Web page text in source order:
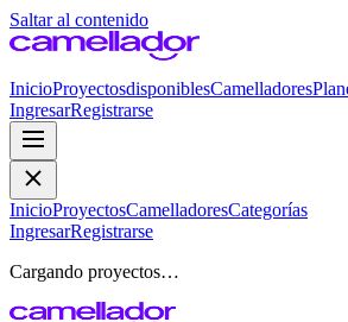
Saltar al contenido
InicioProyectosdisponiblesCamelladores
IngresarRegistrarse
InicioProyectosCamelladoresCategorías
IngresarRegistrarse
Cargando proyectos…